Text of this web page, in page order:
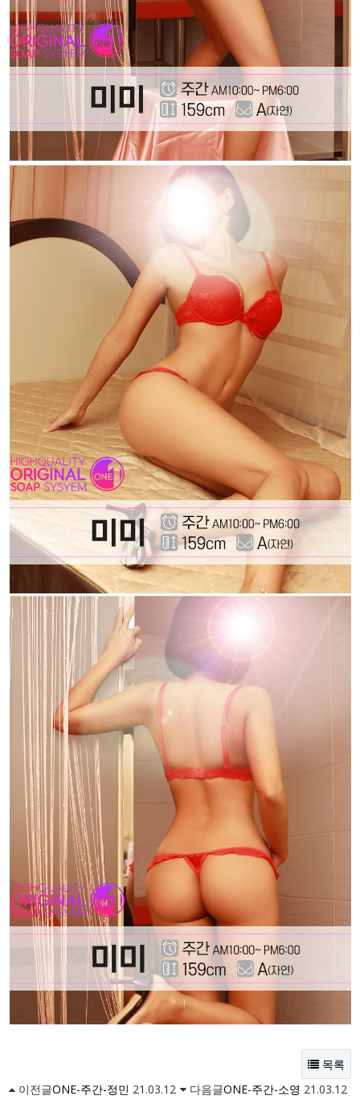
목록
이전글ONE-주간-정민 21.03.12 다음글ONE-주간-소영 21.03.12